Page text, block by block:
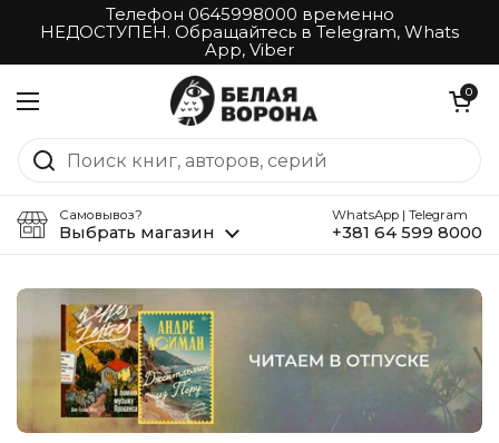
Перейти к материалуТелефон 0645998000 временно
НЕДОСТУПЕН. Обращайтесь в Telegram, Whats
App, Viber
Открыть меню
Открыть0
Самовывоз?
Выбрать магазин
WhatsApp | Telegram
+381 64 599 8000